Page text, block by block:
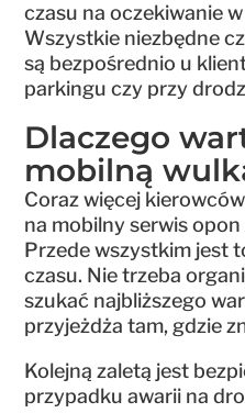
czasu na oczekiwanie
Wszystkie niezbędne
są bezpośrednio u
parkingu czy przy
Dlaczego
mobilną
Coraz więcej
na mobilny serwis
Przede wszystkim jest
czasu. Nie trzeba
szukać najbliższego
przyjeżdża tam, gdzie
Kolejną zaletą jest
przypadku awarii na